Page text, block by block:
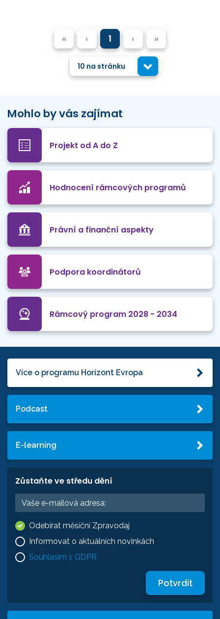
« ‹ 1 › »
10 na stránku
Mohlo by vás zajímat
Projekt od A do Z
Hodnocení rámcových programů
Právní a finanční aspekty
Podpora koordinátorů
Rámcový program 2028 - 2034
Více o programu Horizont Evropa
Podcast
E-learning
Zůstaňte ve středu dění
Odebírat měsíční Zpravodaj
Informovat o aktuálních novinkách
Souhlasím s GDPR
Potvrdit